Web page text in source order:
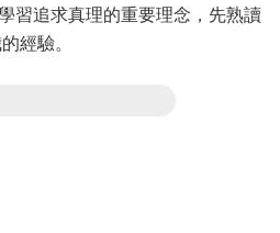
習追求真理的重要理念，先熟讀
經驗。